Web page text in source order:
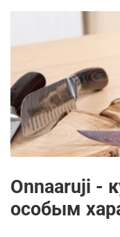
Onnaaruji -
особым